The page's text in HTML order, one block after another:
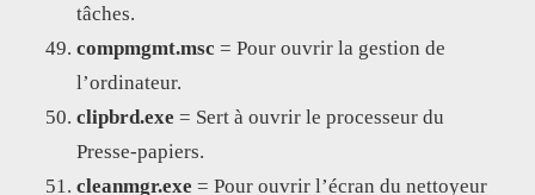
tâches.
compmgmt.msc = Pour ouvrir la gestion de
l’ordinateur.
clipbrd.exe = Sert à ouvrir le processeur du
Presse-papiers.
cleanmgr.exe = Pour ouvrir l’écran du nettoyeur